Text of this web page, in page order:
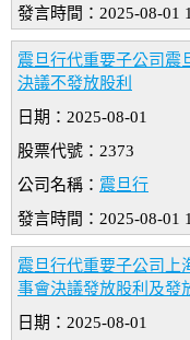
發言時間：2025-08-01
震旦行代重要子公司震
決議不發放股利
日期：2025-08-01
股票代號：2373
公司名稱： 震旦行
發言時間：2025-08-01
震旦行代重要子公司上
事會決議發放股利及發
日期：2025-08-01